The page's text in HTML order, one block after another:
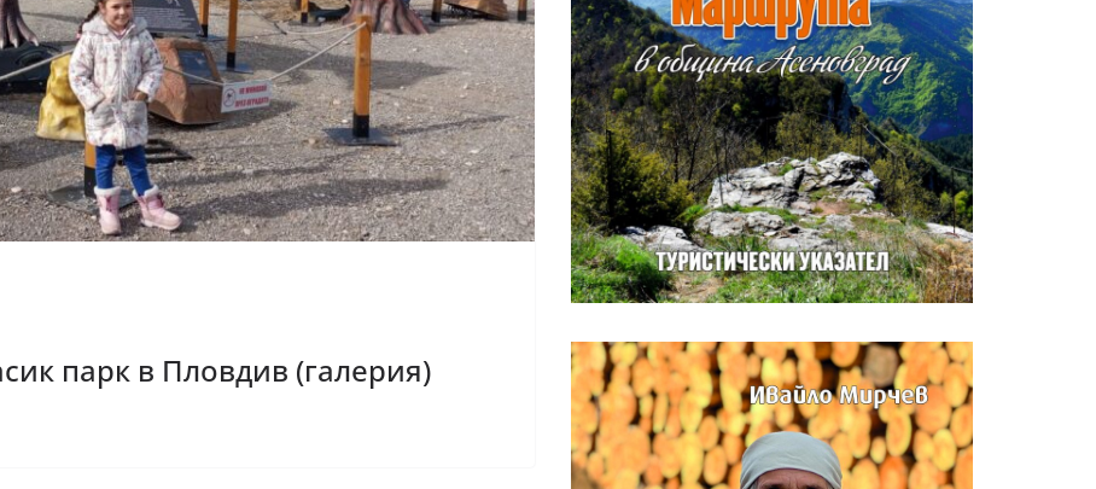
парк в Пловдив (галерия)